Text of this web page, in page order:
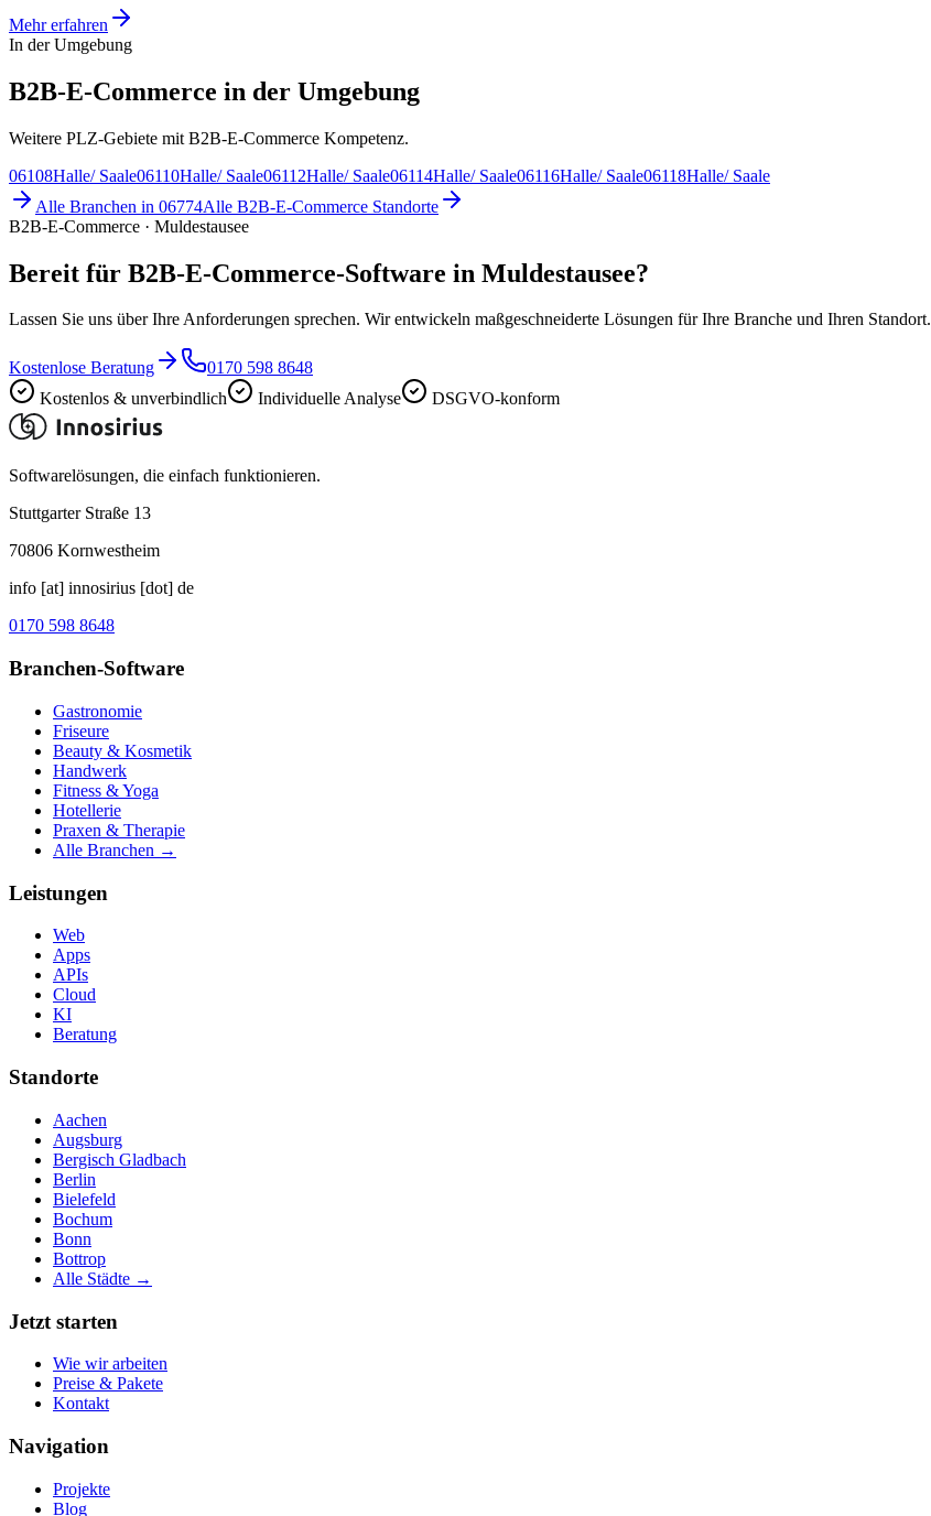
Mehr erfahren
In der Umgebung
B2B-E-Commerce in der Umgebung
Weitere PLZ-Gebiete mit B2B-E-Commerce Kompetenz.
06108Halle/ Saale06110Halle/ Saale06112Halle/ Saale06114Halle/ Saale06116Halle/ Saale06118Halle/ Saale
Alle Branchen in 06774Alle B2B-E-Commerce Standorte
B2B-E-Commerce · Muldestausee
Bereit für B2B-E-Commerce-Software in Muldestausee?
Lassen Sie uns über Ihre Anforderungen sprechen. Wir entwickeln maßgeschneiderte Lösungen für Ihre Branche und Ihren Standort.
Kostenlose Beratung
0170 598 8648
Kostenlos & unverbindlich
Individuelle Analyse DSGVO-konform
Softwarelösungen, die einfach funktionieren.
Stuttgarter Straße 13
70806 Kornwestheim
info [at] innosirius [dot] de
0170 598 8648
Branchen-Software
Gastronomie
Friseure
Beauty & Kosmetik
Handwerk
Fitness & Yoga
Hotellerie
Praxen & Therapie
Alle Branchen →
Leistungen
Web
Apps
APIs
Cloud
KI
Beratung
Standorte
Aachen
Augsburg
Bergisch Gladbach
Berlin
Bielefeld
Bochum
Bonn
Bottrop
Alle Städte →
Jetzt starten
Wie wir arbeiten
Preise & Pakete
Kontakt
Navigation
Projekte
Blog